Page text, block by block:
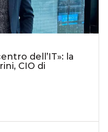
dell’IT»: la
CIO di